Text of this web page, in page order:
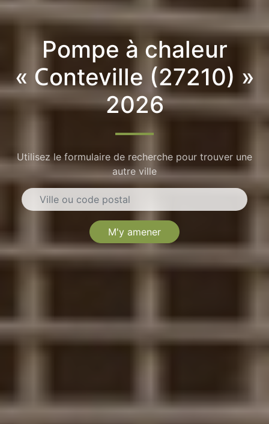
Pompe à chaleur
« Conteville (27210) »
2026
Utilisez le formulaire de recherche pour trouver une
autre ville
M'y amener